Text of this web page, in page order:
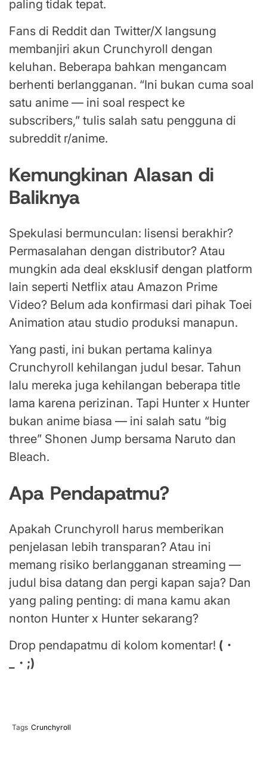
paling tidak tepat.
Fans di Reddit dan Twitter/X langsung
membanjiri akun Crunchyroll dengan
keluhan. Beberapa bahkan mengancam
berhenti berlangganan. “Ini bukan cuma soal
satu anime — ini soal respect ke
subscribers,” tulis salah satu pengguna di
subreddit r/anime.
Kemungkinan Alasan di
Baliknya
Spekulasi bermunculan: lisensi berakhir?
Permasalahan dengan distributor? Atau
mungkin ada deal eksklusif dengan platform
lain seperti Netflix atau Amazon Prime
Video? Belum ada konfirmasi dari pihak Toei
Animation atau studio produksi manapun.
Yang pasti, ini bukan pertama kalinya
Crunchyroll kehilangan judul besar. Tahun
lalu mereka juga kehilangan beberapa title
lama karena perizinan. Tapi Hunter x Hunter
bukan anime biasa — ini salah satu “big
three” Shonen Jump bersama Naruto dan
Bleach.
Apa Pendapatmu?
Apakah Crunchyroll harus memberikan
penjelasan lebih transparan? Atau ini
memang risiko berlangganan streaming —
judul bisa datang dan pergi kapan saja? Dan
yang paling penting: di mana kamu akan
nonton Hunter x Hunter sekarang?
Drop pendapatmu di kolom komentar! (・
_・;)
Tags Crunchyroll